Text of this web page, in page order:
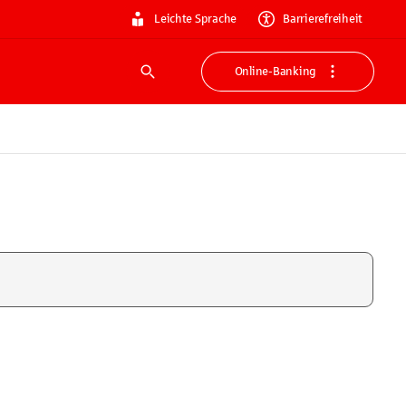
Leichte Sprache Barrierefreiheit
Suche
Online-Banking